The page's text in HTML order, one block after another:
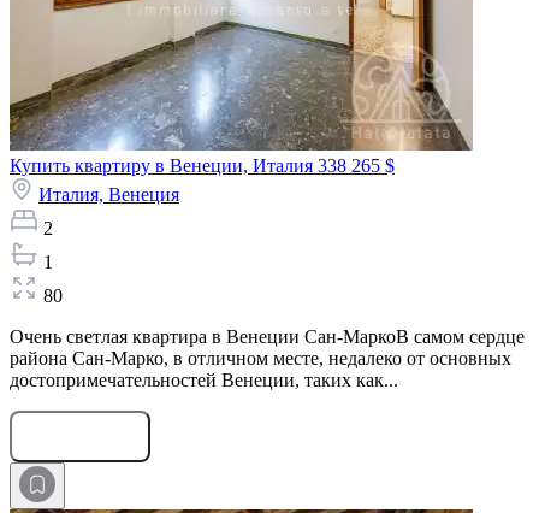
Купить квартиру в Венеции, Италия 338 265 $
Италия, Венеция
2
1
80
Очень светлая квартира в Венеции Сан-МаркоВ самом сердце
района Сан-Марко, в отличном месте, недалеко от основных
достопримечательностей Венеции, таких как...